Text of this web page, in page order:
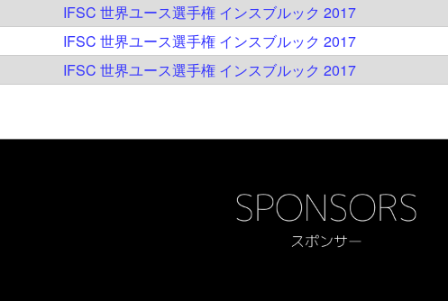
IFSC 世界ユース選手権 インスブルック 2017
IFSC 世界ユース選手権 インスブルック 2017
IFSC 世界ユース選手権 インスブルック 2017